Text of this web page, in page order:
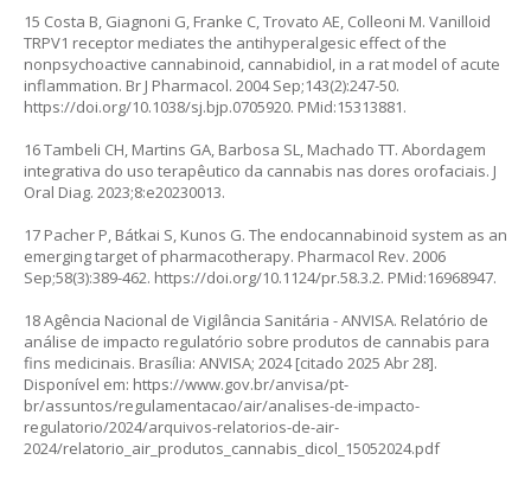
15 Costa B, Giagnoni G, Franke C, Trovato AE, Colleoni M. Vanilloid
TRPV1 receptor mediates the antihyperalgesic effect of the
nonpsychoactive cannabinoid, cannabidiol, in a rat model of acute
inflammation. Br J Pharmacol. 2004 Sep;143(2):247-50.
https://doi.org/10.1038/sj.bjp.0705920. PMid:15313881.
16 Tambeli CH, Martins GA, Barbosa SL, Machado TT. Abordagem
integrativa do uso terapêutico da cannabis nas dores orofaciais. J
Oral Diag. 2023;8:e20230013.
17 Pacher P, Bátkai S, Kunos G. The endocannabinoid system as an
emerging target of pharmacotherapy. Pharmacol Rev. 2006
Sep;58(3):389-462. https://doi.org/10.1124/pr.58.3.2. PMid:16968947.
18 Agência Nacional de Vigilância Sanitária - ANVISA. Relatório de
análise de impacto regulatório sobre produtos de cannabis para
fins medicinais. Brasília: ANVISA; 2024 [citado 2025 Abr 28].
Disponível em: https://www.gov.br/anvisa/pt-
br/assuntos/regulamentacao/air/analises-de-impacto-
regulatorio/2024/arquivos-relatorios-de-air-
2024/relatorio_air_produtos_cannabis_dicol_15052024.pdf